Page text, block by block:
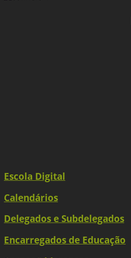
Escola Digital
Calendários
Delegados e Subdelegados
Encarregados de Educação